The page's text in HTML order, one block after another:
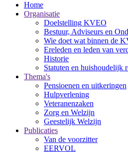
Home
Organisatie
Doelstelling KVEO
Bestuur, Adviseurs en
Wie doet wat binnen de
Ereleden en leden van
Historie
Statuten en huishoudelijk
Thema's
Pensioenen en uitkeringen
Hulpverlening
Veteranenzaken
Zorg en Welzijn
Geestelijk Welzijn
Publicaties
Van de voorzitter
EERVOL